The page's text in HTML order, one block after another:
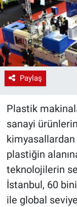
Paylaş
Plastik
sanayi
kimyasallardan
plastiğin
teknolojilerin
İstanbul, 60
ile global